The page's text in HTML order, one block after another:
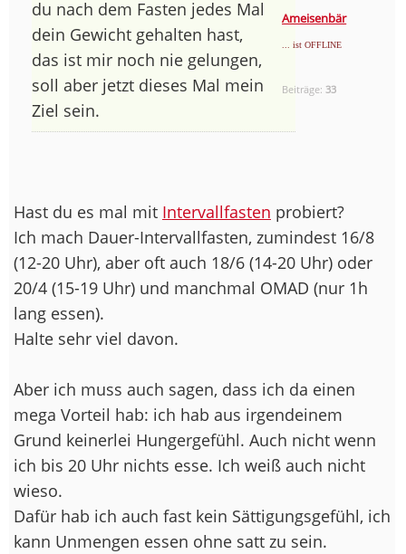
Ameisenbär
... ist OFFLINE
Beiträge:33
du nach dem Fasten jedes Mal
dein Gewicht gehalten hast,
das ist mir noch nie gelungen,
soll aber jetzt dieses Mal mein
Ziel sein.
Hast du es mal mit Intervallfasten probiert?
Ich mach Dauer-Intervallfasten, zumindest 16/8
(12-20 Uhr), aber oft auch 18/6 (14-20 Uhr) oder
20/4 (15-19 Uhr) und manchmal OMAD (nur 1h
lang essen).
Halte sehr viel davon.
Aber ich muss auch sagen, dass ich da einen
mega Vorteil hab: ich hab aus irgendeinem
Grund keinerlei Hungergefühl. Auch nicht wenn
ich bis 20 Uhr nichts esse. Ich weiß auch nicht
wieso.
Dafür hab ich auch fast kein Sättigungsgefühl, ich
kann Unmengen essen ohne satt zu sein.